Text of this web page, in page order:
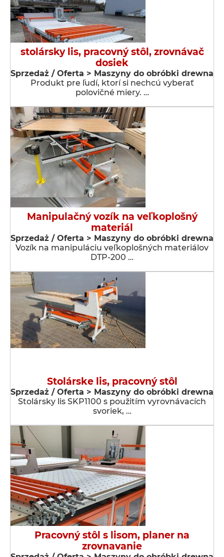
stolársky lis, pracovný stôl, zrovnávač
dosiek
Sprzedaż / Oferta > Maszyny do obróbki drewna
Produkt pre ľudí, ktorí si nechcú vyberať
polovičné miery. …
Manipulačný vozík na veľkoplošný
materiál
Sprzedaż / Oferta > Maszyny do obróbki drewna
Vozík na manipuláciu veľkoplošných materiálov
DTP-200 …
Stolárske lis, pracovný stôl
Sprzedaż / Oferta > Maszyny do obróbki drewna
Stolársky lis SKP1100 s použitím vyrovnávacích
svoriek, …
Pracovný stôl s lisom, planer na
zrovnavanie